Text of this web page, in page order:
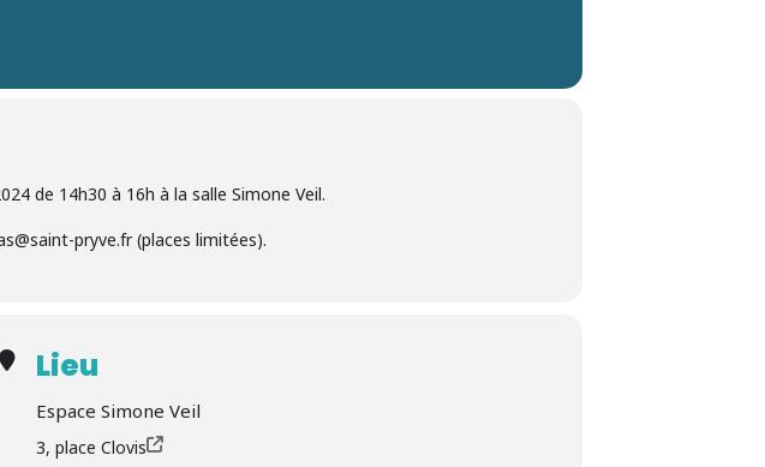
de 14h30 à 16h à la salle Simone Veil.
pryve.fr (places limitées).
Lieu
Espace Simone Veil
3, place Clovis